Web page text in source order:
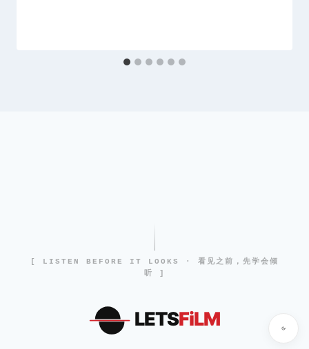
[ LISTEN BEFORE IT LOOKS · 看见之前，先学会倾
听 ]
LETSFiLM